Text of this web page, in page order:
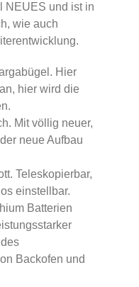
NEUES und ist in
wie auch
Hier
hier wird die
Mit völlig neuer,
neue Aufbau
Teleskopierbar,
einstellbar.
Batterien
Backofen und